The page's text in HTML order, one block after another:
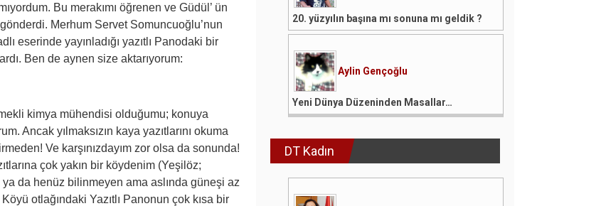
Bu merakımı öğrenen ve Güdül’ ün
Merhum Servet Somuncuoğlu’nun
eserinde yayınladığı yazıtlı Panodaki bir
Ben de aynen size aktarıyorum:
kimya mühendisi olduğumu; konuya
Ancak yılmaksızın kaya yazıtlarını okuma
Ve karşınızdayım zor olsa da sonunda!
çok yakın bir köydenim (Yeşilöz;
da henüz bilinmeyen ama aslında güneşi az
otlağındaki Yazıtlı Panonun çok kısa bir
20. yüzyılın başına mı sonuna mı geldik ?
Aylin Gençoğlu
Yeni Dünya Düzeninden Masallar…
DT Kadın